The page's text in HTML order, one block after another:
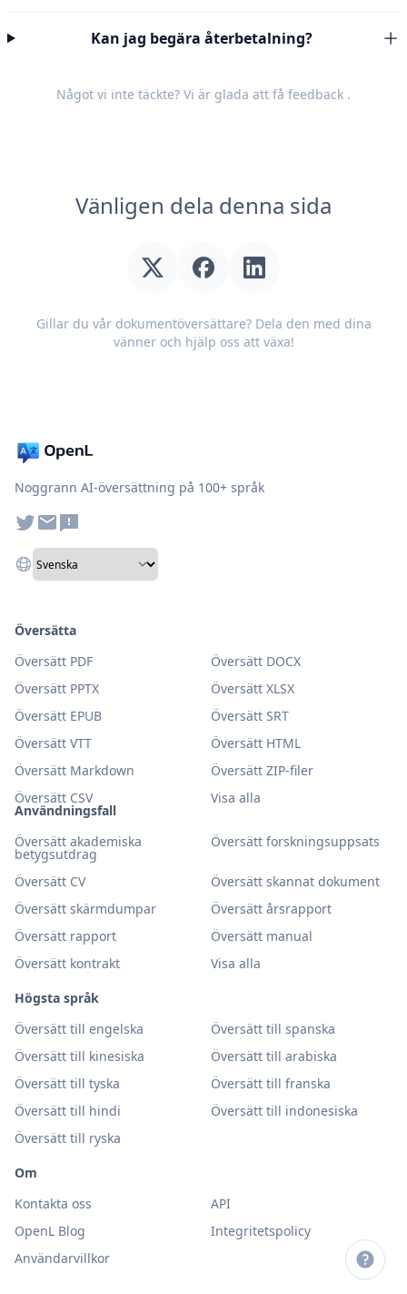
Kan jag begära återbetalning?
Något vi inte täckte? Vi är glada att få feedback .
Vänligen dela denna sida
Gillar du vår dokumentöversättare? Dela den med dina
vänner och hjälp oss att växa!
Noggrann AI-översättning på 100+ språk
Användningsfall
Översätt akademiska
betygsutdrag
Översätt forskningsuppsats
Översätt CV
Översätt skannat dokument
Översätt skärmdumpar
Översätt årsrapport
Översätt rapport
Översätt manual
Översätt kontrakt
Visa alla
Högsta språk
Översätt till engelska
Översätt till spanska
Översätt till kinesiska
Översätt till arabiska
Översätt till tyska
Översätt till franska
Översätt till hindi
Översätt till indonesiska
Översätt till ryska
Översätta
Översätt PDF
Översätt DOCX
Översätt PPTX
Översätt XLSX
Översätt EPUB
Översätt SRT
Översätt VTT
Översätt HTML
Översätt Markdown
Översätt ZIP-filer
Översätt CSV
Visa alla
Om
Kontakta oss
API
OpenL Blog
Integritetspolicy
Användarvillkor